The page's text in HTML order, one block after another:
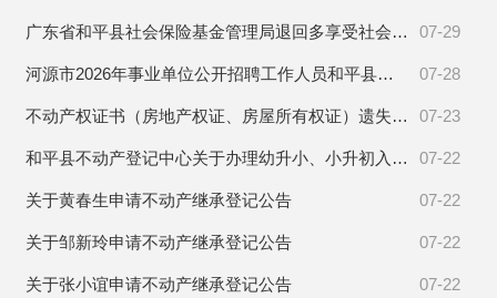
07-29
广东省和平县社会保险基金管理局退回多享受社会保险待遇催告书送达公告
07-28
河源市2026年事业单位公开招聘工作人员和平县事业单位资格复审公告
07-23
不动产权证书（房地产权证、房屋所有权证）遗失（灭失）声明
07-22
和平县不动产登记中心关于办理幼升小、小升初入学房产核验有关事宜的公告
07-22
关于黄春生申请不动产继承登记公告
07-22
关于邹新玲申请不动产继承登记公告
07-22
关于张小谊申请不动产继承登记公告